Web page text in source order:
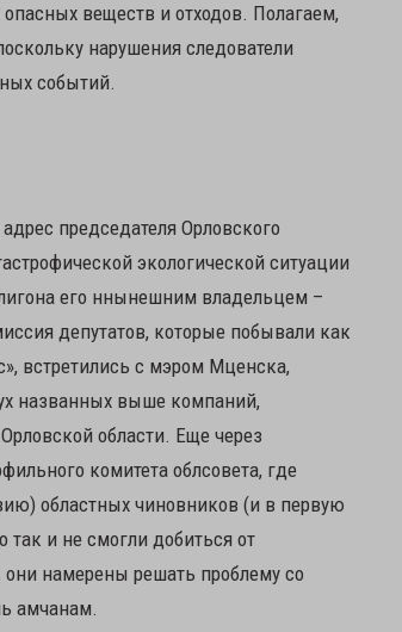
веществ и отходов. Полагаем,
нарушения следователи
событий.
председателя Орловского
экологической ситуации
его ннынешним владельцем –
депутатов, которые побывали как
встретились с мэром Мценска,
названных выше компаний,
области. Еще через
комитета облсовета, где
областных чиновников (и в первую
так и не смогли добиться от
они намерены решать проблему со
амчанам.